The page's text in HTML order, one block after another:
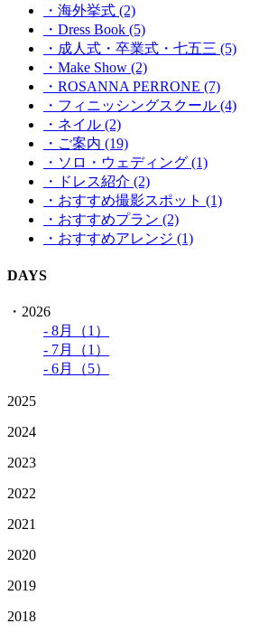
・海外挙式 (2)
・Dress Book (5)
・成人式・卒業式・七五三 (5)
・Make Show (2)
・ROSANNA PERRONE (7)
・フィニッシングスクール (4)
・ネイル (2)
・ご案内 (19)
・ソロ・ウェディング (1)
・ドレス紹介 (2)
・おすすめ撮影スポット (1)
・おすすめプラン (2)
・おすすめアレンジ (1)
DAYS
・2026
- 8月（1）
- 7月（1）
- 6月（5）
2025
2024
2023
2022
2021
2020
2019
2018